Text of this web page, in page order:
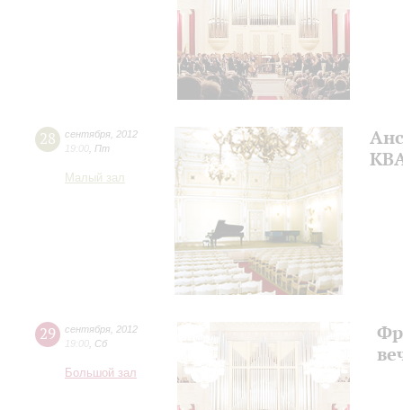
28 сентября 2012
19:00 Пт
Малый зал
29 сентября 2012
19:00
Сб
Большой зал